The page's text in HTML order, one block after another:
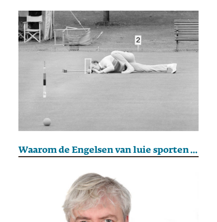
Waarom de Engelsen van luie sporten houden